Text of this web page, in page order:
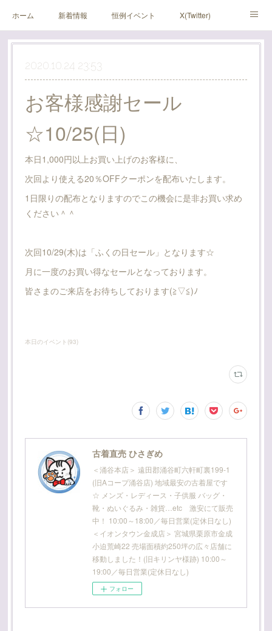
ホーム 新着情報 恒例イベント X(Twitter)
アメブロ Instagram
2020.10.24 23:53
お客様感謝セール
☆10/25(日)
本日1,000円以上お買い上げのお客様に、
次回より使える20％OFFクーポンを配布いたします。
1日限りの配布となりますのでこの機会に是非お買い求め
ください＾＾
次回10/29(木)は「ふくの日セール」となります☆
月に一度のお買い得なセールとなっております。
皆さまのご来店をお待ちしております(≧▽≦)ﾉ
本日のイベント (93)
古着直売 ひさぎめ
＜涌谷本店＞ 遠田郡涌谷町六軒町裏199-1
(旧Aコープ涌谷店) 地域最安の古着屋です
☆ メンズ・レディース・子供服 バッグ・
靴・ぬいぐるみ・雑貨…etc 激安にて販売
中！ 10:00～18:00／毎日営業(定休日なし)
＜イオンタウン金成店＞ 宮城県栗原市金成
小迫荒崎22 売場面積約250坪の広々店舗に
移動しました！(旧キリンヤ様跡) 10:00～
19:00／毎日営業(定休日なし)
フォロー